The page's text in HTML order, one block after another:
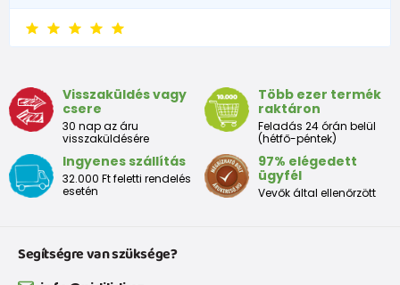
Visszaküldés vagy
csere
30 nap az áru
visszaküldésére
Több ezer termék
raktáron
Feladás 24 órán belül
(hétfő-péntek)
Ingyenes szállítás
32.000 Ft feletti rendelés
esetén
97% elégedett
ügyfél
Vevők által ellenőrzött
Segítségre van szüksége?